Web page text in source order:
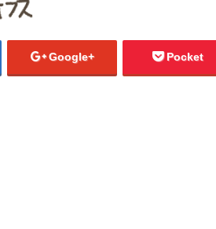
Google+ Pocket